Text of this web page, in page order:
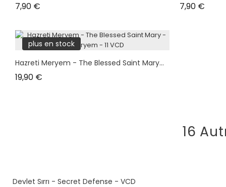
7,90 € 7,90 €
plus en stock
Hazreti Meryem - The Blessed Saint Mary...
19,90 €
16
Devlet Sırrı - Secret Defense - VCD